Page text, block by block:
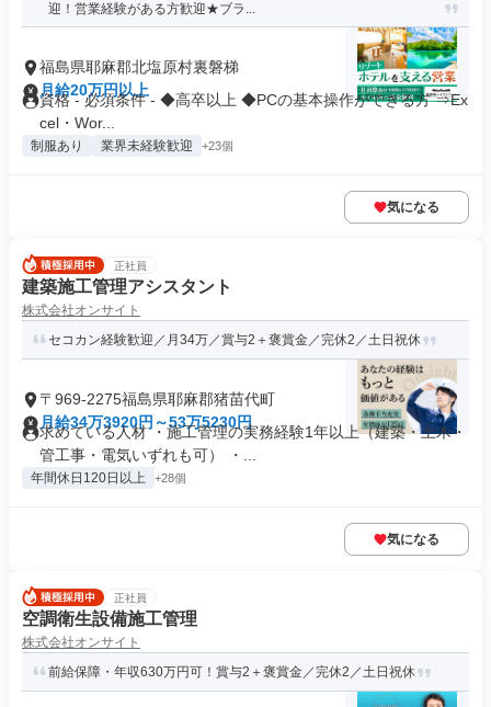
迎！営業経験がある方歓迎★ブラ...
福島県耶麻郡北塩原村裏磐梯
月給20万円以上
資格 - 必須条件 - ◆高卒以上 ◆PCの基本操作ができる方 ⇒Ex
cel・Wor...
制服あり 業界未経験歓迎 +23個
気になる
正社員
建築施工管理アシスタント
株式会社オンサイト
セコカン経験歓迎／月34万／賞与2＋褒賞金／完休2／土日祝休
〒969-2275福島県耶麻郡猪苗代町
月給34万3920円～53万5230円
求めている人材 ・施工管理の実務経験1年以上（建築・土木・
管工事・電気いずれも可） ・...
年間休日120日以上 +28個
気になる
正社員
空調衛生設備施工管理
株式会社オンサイト
前給保障・年収630万円可！賞与2＋褒賞金／完休2／土日祝休